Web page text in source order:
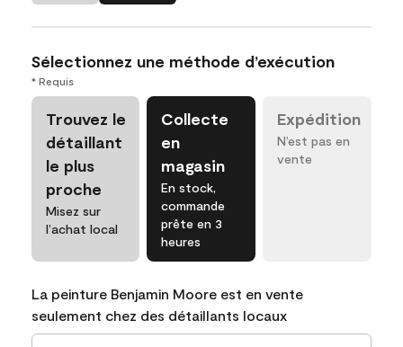
Sélectionnez une méthode d’exécution
* Requis
Trouvez le
détaillant
le plus
proche
Misez sur
l’achat local
Collecte
en
magasin
En stock,
commande
prête en 3
heures
Expédition
N’est pas en
vente
La peinture Benjamin Moore est en vente
seulement chez des détaillants locaux